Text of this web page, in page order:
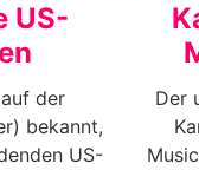
US-
der
bekannt,
US-
Der